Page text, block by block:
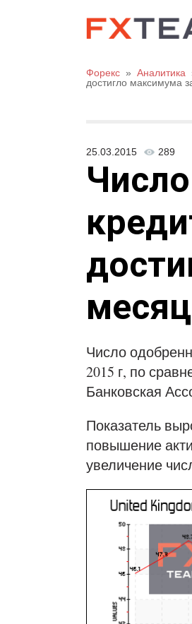
Форекс » Аналитика
достигло максимума
25.03.2015 289
Число
2015 г, по
Банковская
Показатель
повышение
увеличение